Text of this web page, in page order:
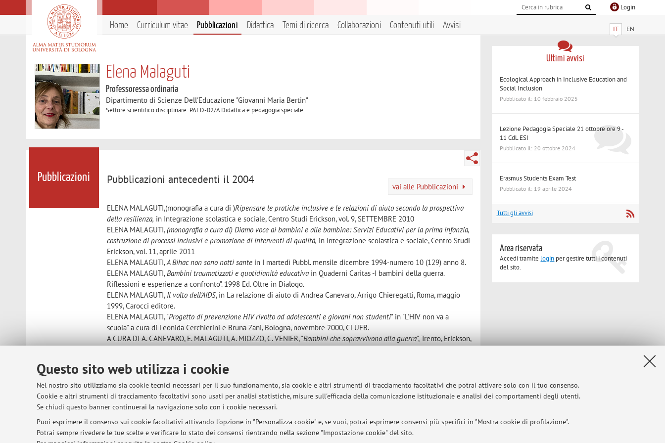
Questo sito web utilizza i cookie
Nel nostro sito utilizziamo sia cookie tecnici necessari per il suo funzionamento, sia cookie e altri strumenti di tracciamento facoltativi che potrai attivare solo con il tuo consenso.
Cookie e altri strumenti di tracciamento facoltativi sono usati per analisi statistiche, misure sull'efficacia della comunicazione istituzionale e analisi dei comportamenti degli utenti.
Se chiudi questo banner continuerai la navigazione solo con i cookie necessari.
Puoi esprimere il consenso sui cookie facoltativi attivando l'opzione in "Personalizza cookie" e, se vuoi, potrai esprimere consensi più specifici in "Mostra cookie di profilazione".
Potrai sempre rivedere le tue scelte e verificare lo stato dei consensi rientrando nella sezione "Impostazione cookie" del sito.
Login
IT EN
Home Curriculum vitae Pubblicazioni Didattica Temi di ricerca Collaborazioni Contenuti utili Avvisi
Elena Malaguti
Professoressa ordinaria
Dipartimento di Scienze Dell'Educazione "Giovanni Maria Bertin"
Settore scientifico disciplinare: PAED-02/A Didattica e pedagogia speciale
Pubblicazioni
vai alle Pubblicazioni
Pubblicazioni antecedenti il 2004
ELENA MALAGUTI,(monografia a cura di )Ripensare le pratiche inclusive e le relazioni di aiuto secondo la prospettiva
della resilienza, in Integrazione scolastica e sociale, Centro Studi Erickson, vol. 9, SETTEMBRE 2010
ELENA MALAGUTI,(monografia a cura di) Diamo voce ai bambini e alle bambine: Servizi Educativi per la prima infanzia,
costruzione di processi inclusivi e promozione di interventi di qualità, in Integrazione scolastica e sociale, Centro Studi
Erickson, vol. 11, aprile 2011
ELENA MALAGUTI,A Bihac non sono notti sante in I martedì Pubbl. mensile dicembre 1994-numero 10 (129) anno 8.
ELENA MALAGUTI,Bambini traumatizzati e quotidianità educativa in Quaderni Caritas -I bambini della guerra.
Riflessioni e esperienze a confronto”. 1998 Ed. Oltre in Dialogo.
ELENA MALAGUTI, Il volto dell'AIDS, in La relazione di aiuto di Andrea Canevaro, Arrigo Chieregatti, Roma, maggio
1999, Carocci editore.
ELENA MALAGUTI, "Progetto di prevenzione HIV rivolto ad adolescenti e giovani non studenti" in "L'HIV non va a
scuola" a cura di Leonida Cerchierini e Bruna Zani, Bologna, novembre 2000, CLUEB.
A CURA DI A. CANEVARO, E. MALAGUTI, A. MIOZZO, C. VENIER, "Bambini che sopravvivono alla guerra", Trento, Erickson,
Cattedra di Pedagogia Speciale - Università degli Studi di Bologna-, 2001.
Ultimi avvisi
Ecological Approach in Inclusive Education and
Social Inclusion
Pubblicato il: 10 febbraio 2025
Lezione Pedagogia Speciale 21 ottobre ore 9 -
11 CdL ESI
Pubblicato il: 20 ottobre 2024
Erasmus Students Exam Test
Pubblicato il: 19 aprile 2024
Tutti gli avvisi
Area riservata
Accedi tramite login per gestire tutti i contenuti
del sito.
© 2026 - ALMA MATER STUDIORUM - Università di Bologna - Via Zamboni, 33 - 40126 Bologna - Partita IVA: 01131710376